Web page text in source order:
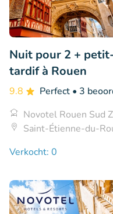
Nuit pour 2 +
tardif à Rouen
9.8 Perfect • 3
Novotel Rouen Sud
Saint-Étienne-du-
Verkocht: 0